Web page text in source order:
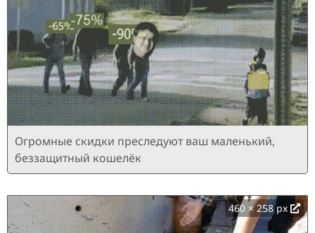
Огромные скидки преследуют ваш маленький,
беззащитный кошелёк
460 × 258 px